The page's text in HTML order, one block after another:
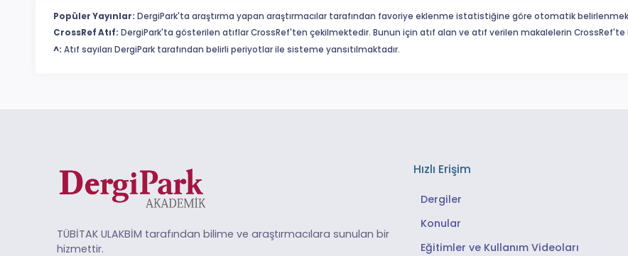
Popüler Yayınlar: DergiPark'ta araştırma yapan araştırmacılar tarafından favoriye eklenme istatistiğine göre otomatik
CrossRef Atıf: DergiPark'ta gösterilen atıflar CrossRef'ten çekilmektedir. Bunun için atıf alan ve atıf verilen makalelerin CrossRef'te
^: Atıf sayıları DergiPark tarafından belirli periyotlar ile sisteme yansıtılmaktadır.
TÜBİTAK ULAKBİM tarafından bilime ve araştırmacılara sunulan bir
hizmettir.
Hızlı Erişim
Dergiler
Konular
Eğitimler ve Kullanım Videoları